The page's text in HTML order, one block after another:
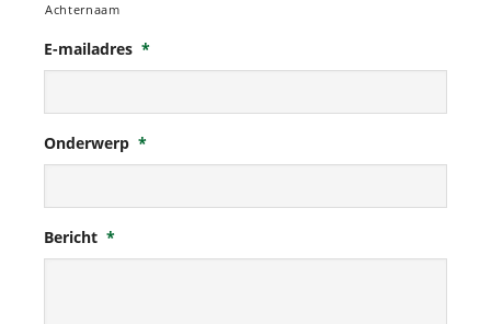
Achternaam
E-mailadres *
Onderwerp *
Bericht *